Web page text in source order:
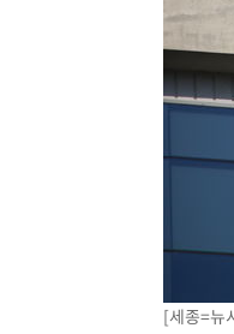
[속보] SKT, 에
[속보]합참 "북,
'낮 최고 39도'
[속보]7~9일 프
"韓 외환시장 개
'월드컵 탈락 후
서울 낮 37.9도,
[속보]종합특검
[속보]코스닥,
[속보]코스피,
[세종=뉴